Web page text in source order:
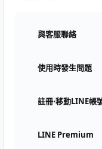
與客服聯絡
使用時發生問題
註冊⋅移動LINE帳
LINE Premium